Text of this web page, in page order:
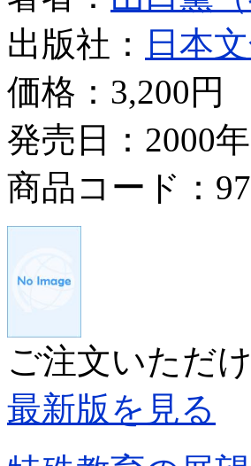
出版社：
日本
価格： 3,200円
発売日：2000年
商品コード：
ご注文いただ
最新版を見る